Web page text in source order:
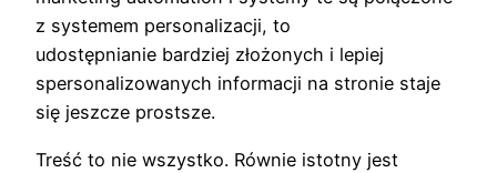
z systemem personalizacji, to
udostępnianie bardziej złożonych i lepiej
spersonalizowanych informacji na stronie staje
się jeszcze prostsze.
Treść to nie wszystko. Równie istotny jest